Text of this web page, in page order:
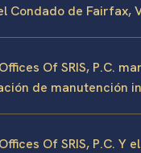
Condado de Fairfax,
Of SRIS, P.C.
de manutención
Of SRIS, P.C. Y